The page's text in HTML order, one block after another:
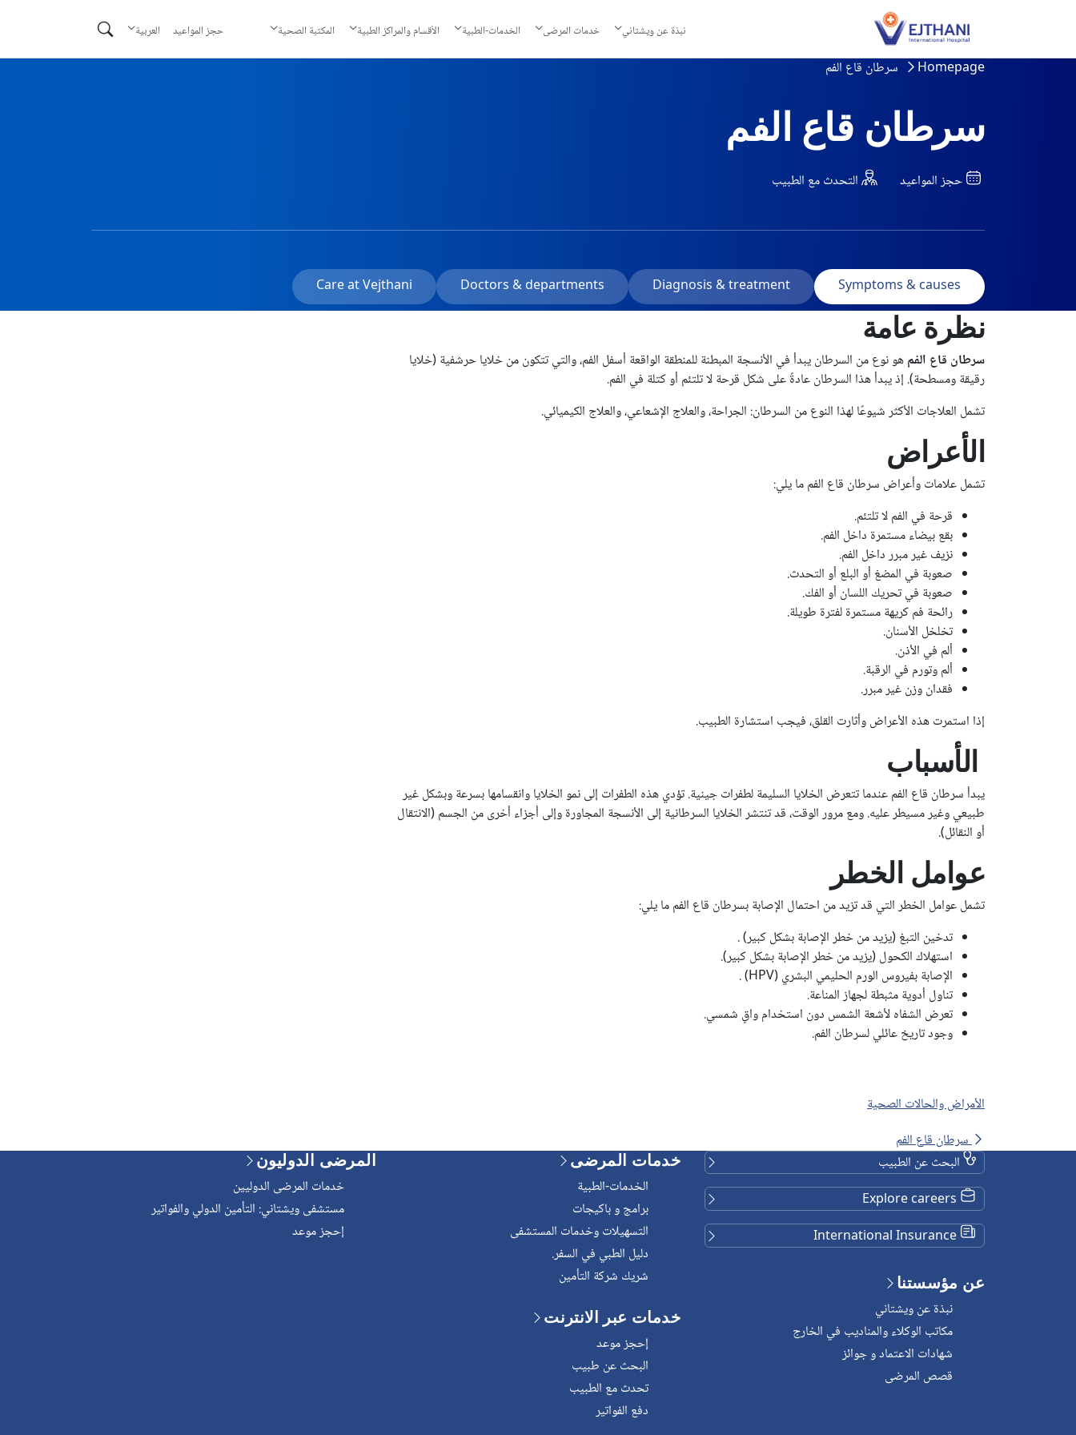
نبذة عن ويشتاني خدمات المرضى الخدمات-الطبية الأقسام والمراكز الطبية المكتبة الصحية حجز المواعيد العربية
Homepage سرطان قاع الفم
سرطان قاع الفم
حجز المواعيد التحدث مع الطبيب
Symptoms & causes
Diagnosis & treatment
Doctors & departments
Care at Vejthani
نظرة عامة
سرطان قاع الفمهو نوع من السرطان يبدأ في الأنسجة المبطنة للمنطقة الواقعة أسفل الفم، والتي تتكون من خلايا حرشفية (خلايا
رقيقة ومسطحة). إذ يبدأ هذا السرطان عادةً على شكل قرحة لا تلتئم أو كتلة في الفم.
تشمل العلاجات الأكثر شيوعًا لهذا النوع من السرطان: الجراحة، والعلاج الإشعاعي، والعلاج الكيميائي.
الأعراض
تشمل علامات وأعراض سرطان قاع الفم ما يلي:
قرحة في الفم لا تلتئم.
بقع بيضاء مستمرة داخل الفم.
نزيف غير مبرر داخل الفم.
صعوبة في المضغ أو البلع أو التحدث.
صعوبة في تحريك اللسان أو الفك.
رائحة فم كريهة مستمرة لفترة طويلة.
تخلخل الأسنان.
ألم في الأذن.
ألم وتورم في الرقبة.
فقدان وزن غير مبرر.
إذا استمرت هذه الأعراض وأثارت القلق، فيجب استشارة الطبيب.
الأسباب
يبدأ سرطان قاع الفم عندما تتعرض الخلايا السليمة لطفرات جينية. تؤدي هذه الطفرات إلى نمو الخلايا وانقسامها بسرعة وبشكل غير
طبيعي وغير مسيطر عليه. ومع مرور الوقت، قد تنتشر الخلايا السرطانية إلى الأنسجة المجاورة وإلى أجزاء أخرى من الجسم (الانتقال
أو النقائل).
عوامل الخطر
تشمل عوامل الخطر التي قد تزيد من احتمال الإصابة بسرطان قاع الفم ما يلي:
تدخين التبغ (يزيد من خطر الإصابة بشكل كبير) .
استهلاك الكحول (يزيد من خطر الإصابة بشكل كبير).
الإصابة بفيروس الورم الحليمي البشري (HPV) .
تناول أدوية مثبطة لجهاز المناعة.
تعرض الشفاه لأشعة الشمس دون استخدام واقٍ شمسي.
وجود تاريخ عائلي لسرطان الفم.
الأمراض والحالات الصحية
سرطان قاع الفم
البحث عن الطبيب
عن مؤسستنا
نبذة عن ويشتاني
مكاتب الوكلاء والمناديب في الخارج
شهادات الاعتماد و جوائز
قصص المرضى
خدمات المرضى
الخدمات-الطبية
برامج و باكيجات
التسهيلات وخدمات المستشفى
دليل الطبي في السفر.
شريك شركة التأمين
خدمات عبر الانترنت
إحجز موعد
البحث عن طبيب
تحدث مع الطبيب
دفع الفواتير
المرضى الدوليون
خدمات المرضى الدوليين
مستشفى ويشتاني: التأمين الدولي والفواتير
إحجز موعد